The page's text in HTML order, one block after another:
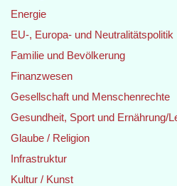
Energie
EU-, Europa- und Neutralitätspolitik
Familie und Bevölkerung
Finanzwesen
Gesellschaft und Menschenrechte
Gesundheit, Sport und Ernährung/
Glaube / Religion
Infrastruktur
Kultur / Kunst